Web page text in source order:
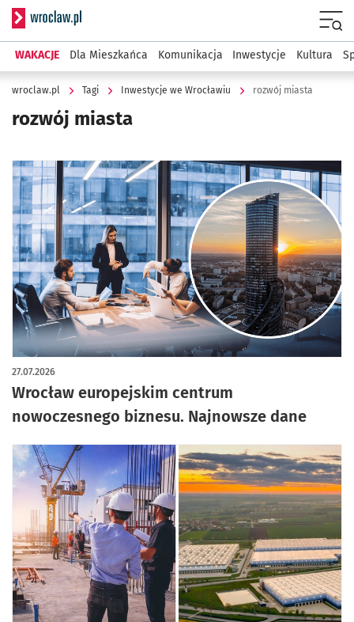
Serwis informacyjny wroclaw.pl
WAKACJE Dla Mieszkańca Komunikacja Inwestycje Kultura
wroclaw.pl Tagi Inwestycje we Wrocławiu rozwój miasta
rozwój miasta
Wrocław europejskim centrum
nowoczesnego biznesu. Najnowsze dane
27.07.2026